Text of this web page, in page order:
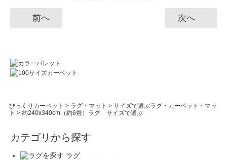
前へ 次へ
びっくりカーペット > ラグ・マット > サイズで選ぶラグ・カーペット・マッ
ト > 約240x340cm（約6畳）ラグ サイズで選ぶ
カテゴリから探す
ラグ